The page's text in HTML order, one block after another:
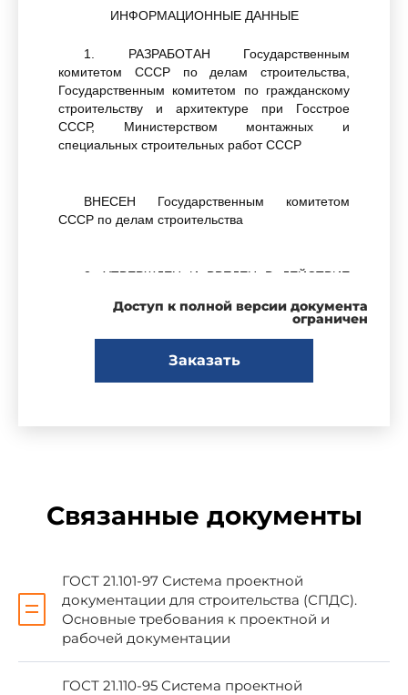
ИНФОРМАЦИОННЫЕ ДАННЫЕ
1. РАЗРАБОТАН Государственным
комитетом СССР по делам строительства,
Государственным комитетом по гражданскому
строительству и архитектуре при Госстрое
СССР, Министерством монтажных и
специальных строительных работ СССР
ВНЕСЕН Государственным комитетом
СССР по делам строительства
2. УТВЕРЖДЕН И ВВЕДЕН В ДЕЙСТВИЕ
СССР по делам строительства от 31.07.79 N
3. ВВЕДЕН ВПЕРВЫЕ
Обозначение НТД, на который дана ссылка
ГОСТ 21.110-95
ГОСТ 21.206-93
Доступ к полной версии документа
ограничен
Заказать
Связанные документы
ГОСТ 21.101-97 Система проектной
документации для строительства (СПДС).
Основные требования к проектной и
рабочей документации
ГОСТ 21.110-95 Система проектной